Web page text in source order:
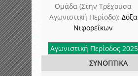
Ομάδα (Στην Τρέχουσα
Αγωνιστική Περίοδο): Δόξα
Νιφορεΐκων
ΣΥΝΟΠΤΙΚΑ